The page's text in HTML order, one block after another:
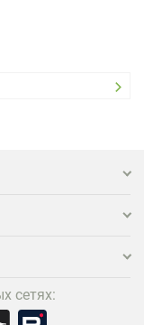
сетях: